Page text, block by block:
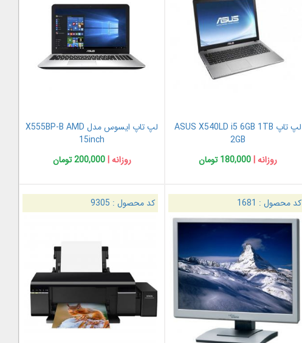
لپ تاپ ASUS X540LD i5 6GB 1TB
2GB
روزانه |180,000 تومان
لپ تاپ ایسوس مدل X555BP-B AMD
15inch
روزانه |200,000 تومان
کد محصول : 1681 کد محصول : 9305